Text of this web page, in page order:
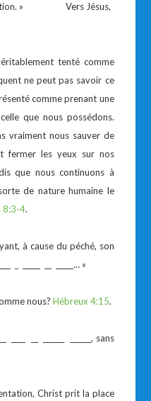
» Vers Jésus,
tenté comme
ne peut pas savoir ce
comme prenant une
que nous possédons.
vraiment nous sauver de
fermer les yeux sur nos
que nous continuons à
de nature humaine le
8:3-4.
à cause du péché, son
_ _____ __ _____… »
nous?Hébreux 4:15.
____ __ ______ ______, sans
Christ prit la place